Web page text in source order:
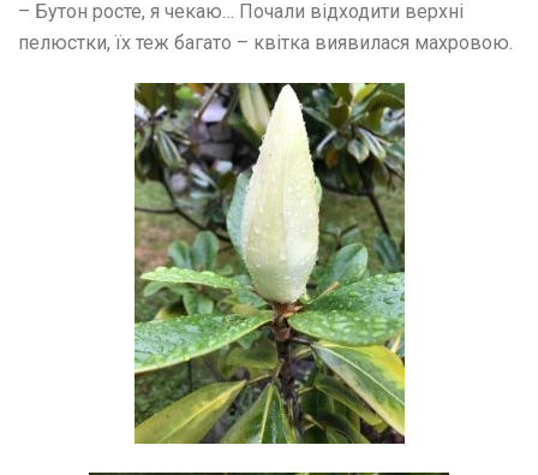
– Бутон росте, я чекаю… Почали відходити верхні
пелюстки, їх теж багато – квітка виявилася махровою.